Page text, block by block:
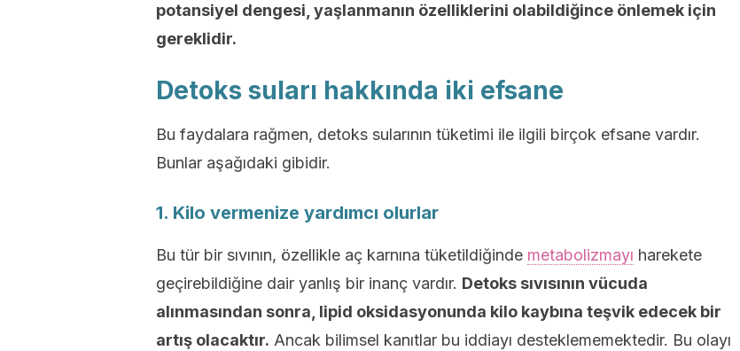
potansiyel dengesi, yaşlanmanın özelliklerini olabildiğince önlemek için
gereklidir.
Detoks suları hakkında iki efsane
Bu faydalara rağmen, detoks sularının tüketimi ile ilgili birçok efsane vardır.
Bunlar aşağıdaki gibidir.
1. Kilo vermenize yardımcı olurlar
Bu tür bir sıvının, özellikle aç karnına tüketildiğinde metabolizmayı harekete
geçirebildiğine dair yanlış bir inanç vardır. Detoks sıvısının vücuda
alınmasından sonra, lipid oksidasyonunda kilo kaybına teşvik edecek bir
artış olacaktır. Ancak bilimsel kanıtlar bu iddiayı desteklememektedir. Bu olayı